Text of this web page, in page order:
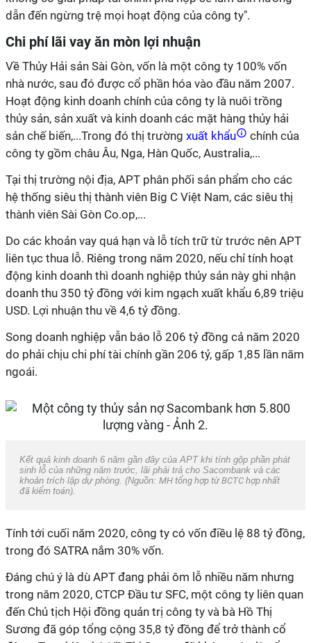
dẫn đến ngừng trệ mọi hoạt động của công ty".
Chi phí lãi vay ăn mòn lợi nhuận
Về Thủy Hải sản Sài Gòn, vốn là một công ty 100% vốn
nhà nước, sau đó được cổ phần hóa vào đầu năm 2007.
Hoạt động kinh doanh chính của công ty là nuôi trồng
thủy sản, sản xuất và kinh doanh các mặt hàng thủy hải
sản chế biến,...Trong đó thị trường xuất khẩu
chính của
công ty gồm châu Âu, Nga, Hàn Quốc, Australia,...
Tại thị trường nội địa, APT phân phối sản phẩm cho các
hệ thống siêu thị thành viên Big C Việt Nam, các siêu thị
thành viên Sài Gòn Co.op,...
Do các khoản vay quá hạn và lỗ tích trữ từ trước nên APT
liên tục thua lỗ. Riêng trong năm 2020, nếu chỉ tính hoạt
động kinh doanh thì doanh nghiệp thủy sản này ghi nhận
doanh thu 350 tỷ đồng với kim ngạch xuất khẩu 6,89 triệu
USD. Lợi nhuận thu về 4,6 tỷ đồng.
Song doanh nghiệp vẫn báo lỗ 206 tỷ đồng cả năm 2020
do phải chịu chi phí tài chính gần 206 tỷ, gấp 1,85 lần năm
ngoái.
Kết quả kinh doanh 6 năm gần đây của APT khi tính gộp phần phát
sinh lỗ của những năm trước, lãi phải trả cho Sacombank và các
khoản trích lập dự phòng. (Nguồn: MH tổng hợp từ BCTC hợp nhất
đã kiểm toán).
Tính tới cuối năm 2020, công ty có vốn điều lệ 88 tỷ đồng,
trong đó SATRA nắm 30% vốn.
Đáng chú ý là dù APT đang phải ôm lỗ nhiều năm nhưng
trong năm 2020, CTCP Đầu tư SFC, một công ty liên quan
đến Chủ tịch Hội đồng quản trị công ty và bà Hồ Thị
Sương đã góp tổng cộng 35,8 tỷ đồng để trở thành cổ